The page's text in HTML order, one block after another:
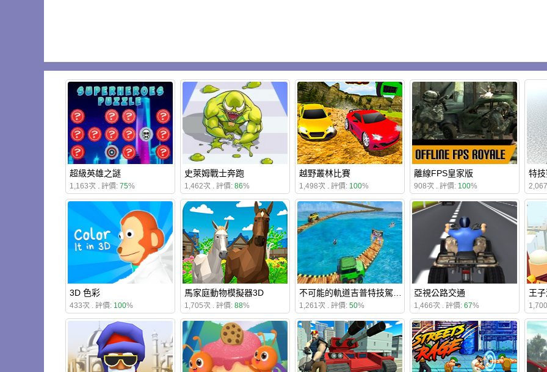
超級英雄之謎
1,163次 . 評價: 75%
史萊姆戰士奔跑
1,462次 . 評價: 86%
越野叢林比賽
1,498次 . 評價: 100%
離線FPS皇家版
908次 . 評價: 100%
特
3D 色彩
433次 . 評價: 100%
馬家庭動物模擬器3D
1,705次 . 評價: 88% 1,261次 . 評價: 50%
亞視公路交通
1,466次 . 評價: 67%
王